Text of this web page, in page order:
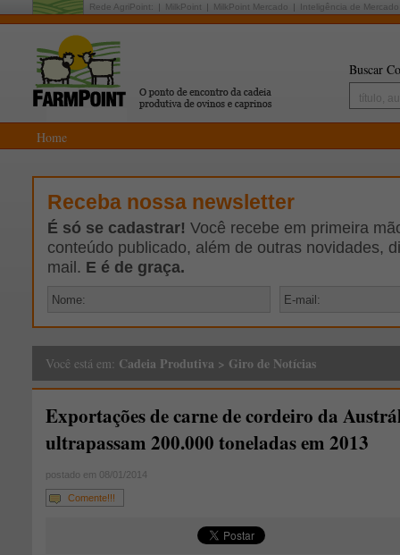
Rede AgriPoint: MilkPoint MilkPoint Mercado Inteligência de Mercado
Buscar
Home
Receba nossa newsletter
É só se cadastrar! Você recebe em primeira
conteúdo publicado, além de outras novidades,
mail. E é de graça.
Você está em: Cadeia Produtiva > Giro de Notícias
Exportações de carne de cordeiro da
ultrapassam 200.000 toneladas em 2013
postado em 08/01/2014
Comente!!!